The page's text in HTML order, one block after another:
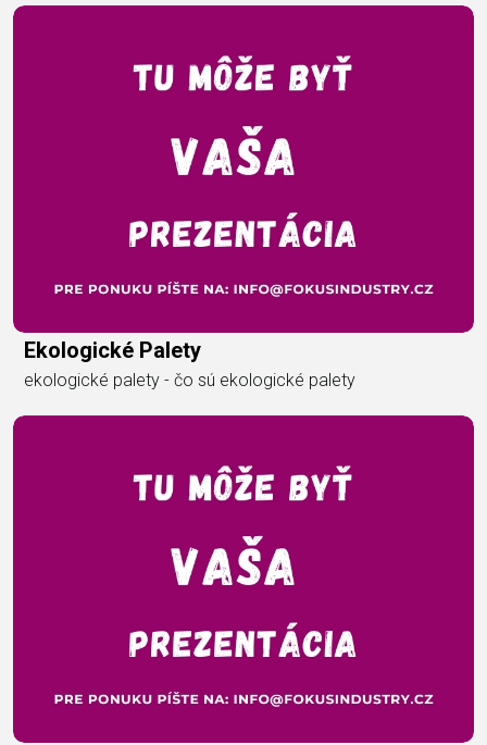
Ekologické Palety
ekologické palety - čo sú ekologické palety